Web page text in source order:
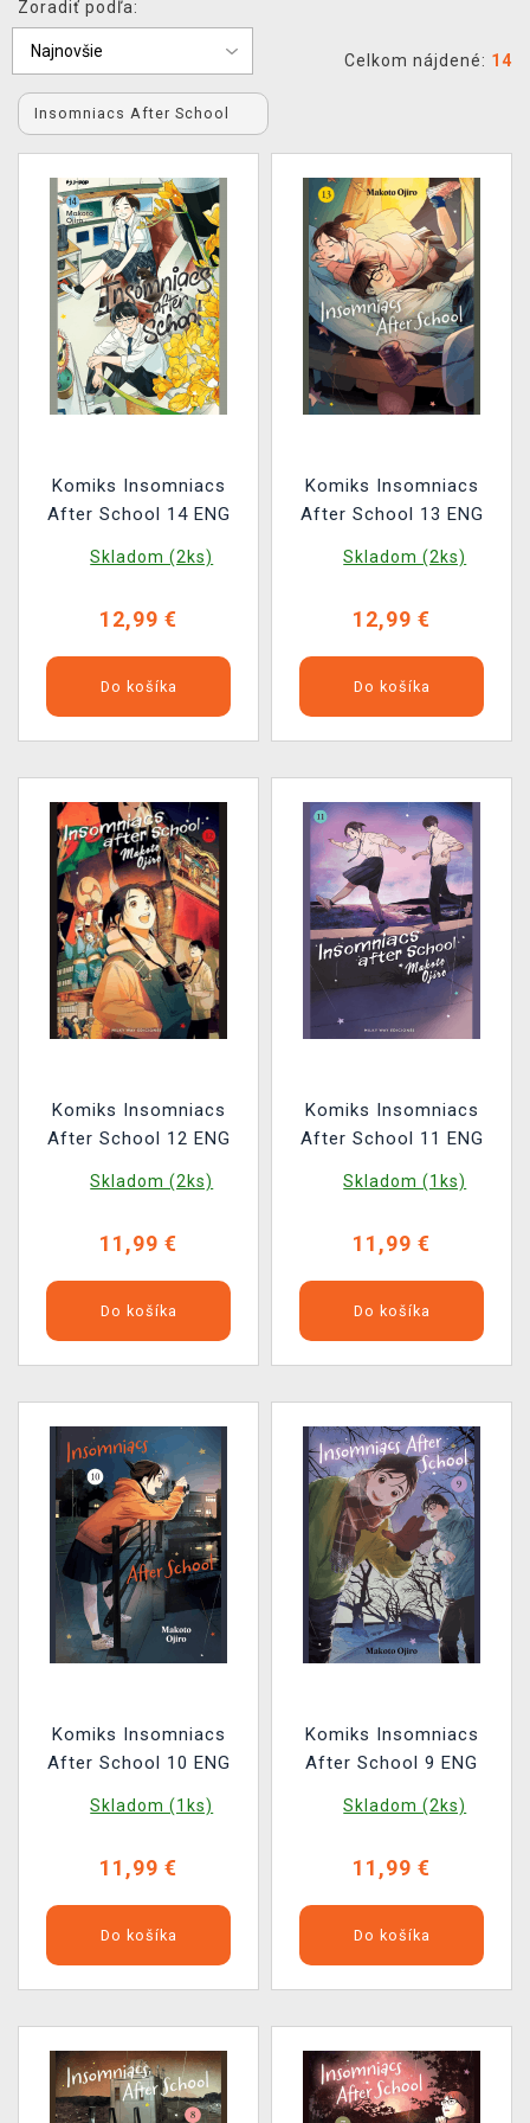
XZONE KLUB
Zoradiť podľa:
Celkom nájdené: 14
Insomniacs After School
Komiks Insomniacs
After School 14 ENG
Skladom (2ks)
12,99 €
Do košíka
Komiks Insomniacs
After School 13 ENG
Skladom (2ks)
12,99 €
Do košíka
Komiks Insomniacs
After School 12 ENG
Skladom (2ks)
11,99 €
Do košíka
Komiks Insomniacs
After School 11 ENG
Skladom (1ks)
11,99 €
Do košíka
Komiks Insomniacs
After School 10 ENG
Skladom (1ks)
11,99 €
Do košíka
Komiks Insomniacs
After School 9 ENG
Skladom (2ks)
11,99 €
Do košíka